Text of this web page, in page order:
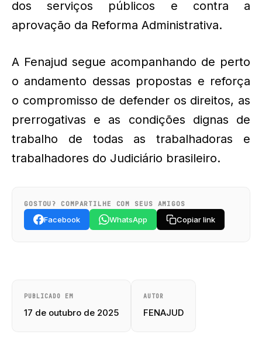
dos serviços públicos e contra a
aprovação da Reforma Administrativa.
A Fenajud segue acompanhando de perto
o andamento dessas propostas e reforça
o compromisso de defender os direitos, as
prerrogativas e as condições dignas de
trabalho de todas as trabalhadoras e
trabalhadores do Judiciário brasileiro.
GOSTOU? COMPARTILHE COM SEUS AMIGOS
Facebook WhatsApp Copiar link
PUBLICADO EM
17 de outubro de 2025
AUTOR
FENAJUD